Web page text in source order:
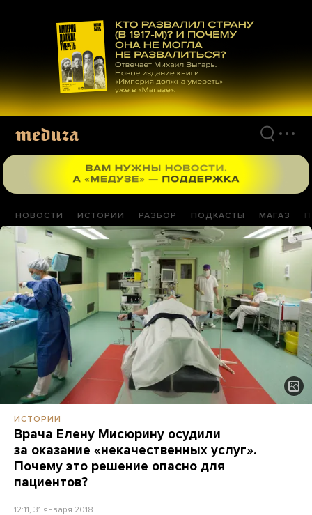
материалам
НОВОСТИ ИСТОРИИ РАЗБОР ПОДКАСТЫ МАГАЗ
ИСТОРИИ
Врача Елену Мисюрину осудили
за оказание «некачественных услуг».
Почему это решение опасно для
пациентов?
12:11, 31 января 2018